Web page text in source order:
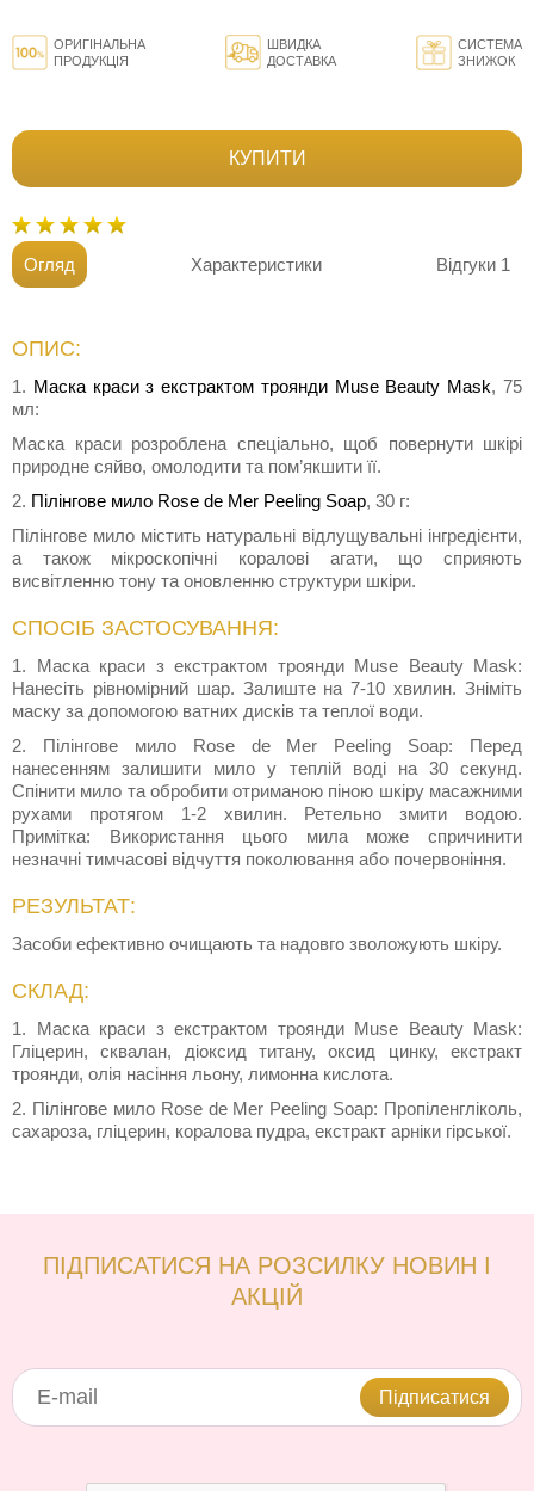
ОРИГІНАЛЬНА
ПРОДУКЦІЯ
ШВИДКА
ДОСТАВКА
СИСТЕМА
ЗНИЖОК
КУПИТИ
Огляд Характеристики Відгуки 1
ОПИС:
1. Маска краси з екстрактом троянди Muse Beauty Mask, 75
мл:
Маска краси розроблена спеціально, щоб повернути шкірі
природне сяйво, омолодити та пом’якшити її.
2. Пілінгове мило Rose de Mer Peeling Soap, 30 г:
Пілінгове мило містить натуральні відлущувальні інгредієнти,
а також мікроскопічні коралові агати, що сприяють
висвітленню тону та оновленню структури шкіри.
СПОСІБ ЗАСТОСУВАННЯ:
1. Маска краси з екстрактом троянди Muse Beauty Mask:
Нанесіть рівномірний шар. Залиште на 7-10 хвилин. Зніміть
маску за допомогою ватних дисків та теплої води.
2. Пілінгове мило Rose de Mer Peeling Soap: Перед
нанесенням залишити мило у теплій воді на 30 секунд.
Спінити мило та обробити отриманою піною шкіру масажними
рухами протягом 1-2 хвилин. Ретельно змити водою.
Примітка: Використання цього мила може спричинити
незначні тимчасові відчуття поколювання або почервоніння.
РЕЗУЛЬТАТ:
Засоби ефективно очищають та надовго зволожують шкіру.
СКЛАД:
1. Маска краси з екстрактом троянди Muse Beauty Mask:
Гліцерин, сквалан, діоксид титану, оксид цинку, екстракт
троянди, олія насіння льону, лимонна кислота.
2. Пілінгове мило Rose de Mer Peeling Soap: Пропіленгліколь,
сахароза, гліцерин, коралова пудра, екстракт арніки гірської.
ПІДПИСАТИСЯ НА РОЗСИЛКУ НОВИН І
АКЦІЙ
Підписатися